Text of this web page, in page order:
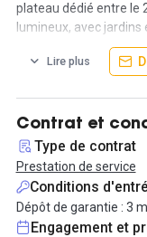
plateau dédié entre le
lumineux, avec
agrémenteront vos
à la location
Chaque espace
équipements pour une
Profitez dès
de l'espace !
Lire plus
Contrat et
Type de contrat
Prestation de service
Conditions
Dépôt de garantie : 3
Engagement et